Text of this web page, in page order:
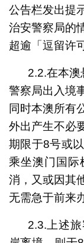
公告栏发出提
治安警察局的
超逾「逗留许
2.2.在本
警察局出入境
同时本澳所有
外出产生不必
期限于8号或
乘坐澳门国际
消，又或因其
无需急于前来
2.3.上述